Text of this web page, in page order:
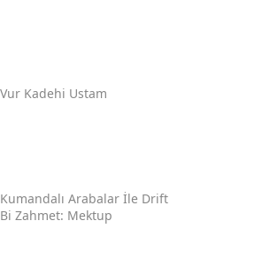
Vur Kadehi Ustam
Kumandalı Arabalar İle Drift
Bi Zahmet: Mektup